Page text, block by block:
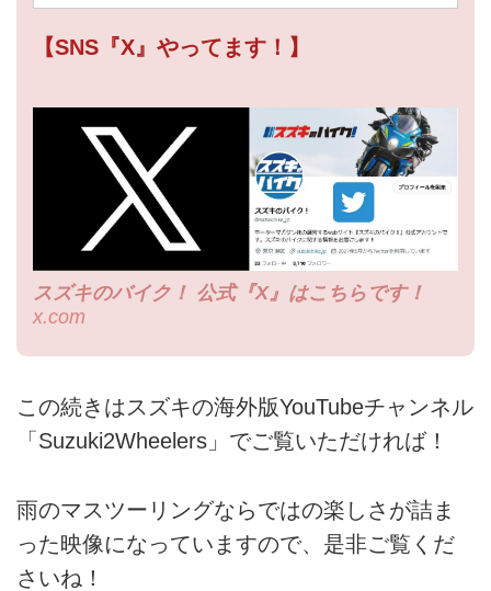
【SNS『X』やってます！】
スズキのバイク！ 公式『X』はこちらです！
x.com
この続きはスズキの海外版YouTubeチャンネル
「Suzuki2Wheelers」でご覧いただければ！
雨のマスツーリングならではの楽しさが詰ま
った映像になっていますので、是非ご覧くだ
さいね！